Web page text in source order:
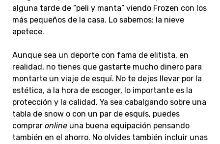
alguna tarde de “peli y manta” viendo Frozen con los
más pequeños de la casa. Lo sabemos: la nieve
apetece.
Aunque sea un deporte con fama de elitista, en
realidad, no tienes que gastarte mucho dinero para
montarte un viaje de esquí. No te dejes llevar por la
estética, a la hora de escoger, lo importante es la
protección y la calidad. Ya sea cabalgando sobre una
tabla de snow o con un par de esquís, puedes
comprar online una buena equipación pensando
también en el ahorro. No olvides también incluir unas